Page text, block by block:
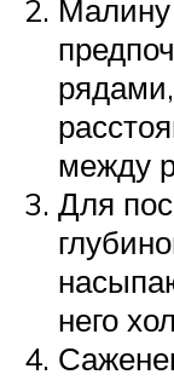
Малину
между
Для
него